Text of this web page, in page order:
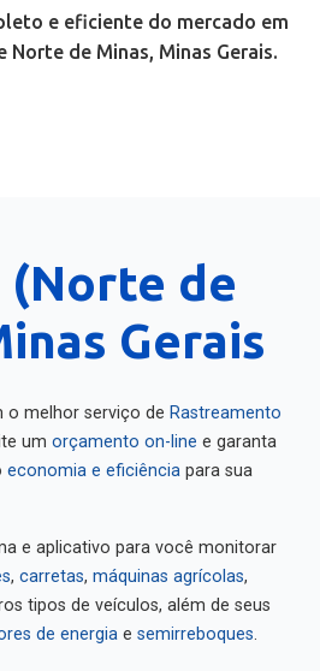
e eficiente do mercado em
Norte de Minas, Minas Gerais.
(Norte de
Gerais
melhor serviço de Rastreamento
um orçamento on-line e garanta
economia e eficiência para sua
e aplicativo para você monitorar
, carretas, máquinas agrícolas,
tipos de veículos, além de seus
de energia e semirreboques.